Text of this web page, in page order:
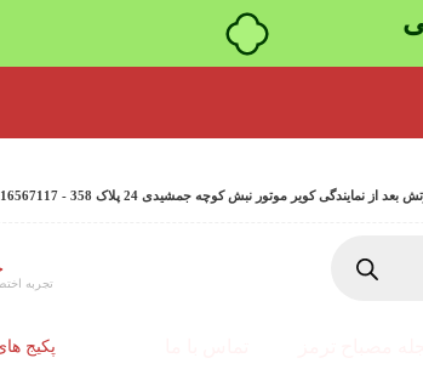
از نمایندگی کویر موتور نبش کوچه جمشیدی 24 پلاک 358 - 09016567117
تجربه
پکیج